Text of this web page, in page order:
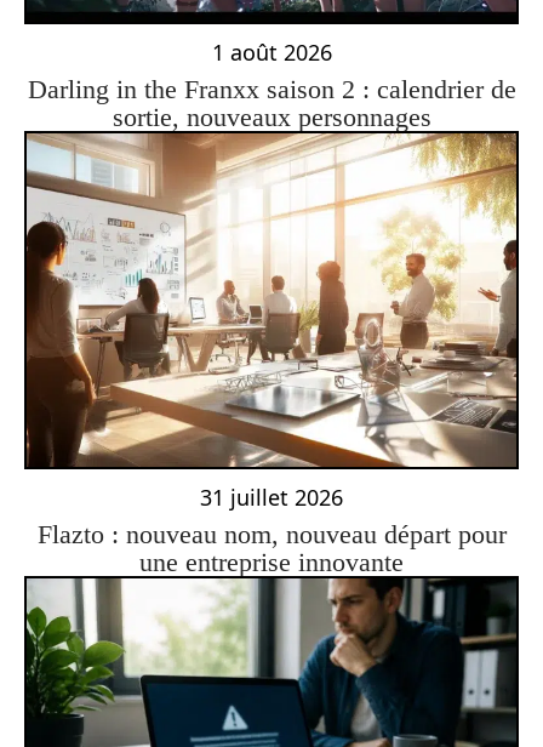
1 août 2026
Darling in the Franxx saison 2 : calendrier de
sortie, nouveaux personnages
31 juillet 2026
Flazto : nouveau nom, nouveau départ pour
une entreprise innovante